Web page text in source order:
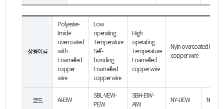
상용이름
Polyester-
Imide
overcoated
with
Enamelled
copper
wire
Low
operating
Temperature
Self-
bonding
Enamelled
copper wire
High
operating
Temperature
Enamelled
copper wire
Nyln overcoated
copper wire
코드 AI-EIW
SBL-VEW-
PEW
SBH-EIW-
AIW
NY-UEW NY-